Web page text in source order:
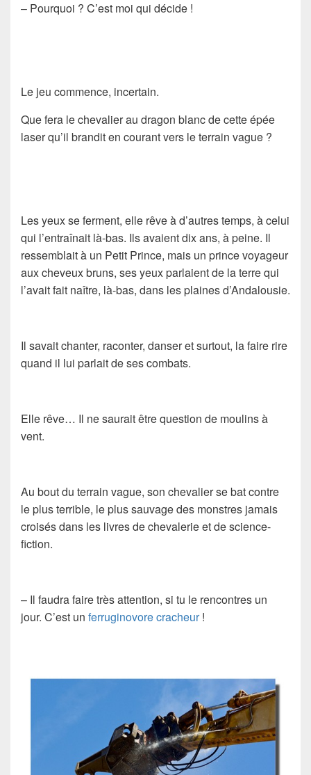
– Pourquoi ? C’est moi qui décide !
Le jeu commence, incertain.
Que fera le chevalier au dragon blanc de cette épée
laser qu’il brandit en courant vers le terrain vague ?
Les yeux se ferment, elle rêve à d’autres temps, à celui
qui l’entraînait là-bas. Ils avaient dix ans, à peine. Il
ressemblait à un Petit Prince, mais un prince voyageur
aux cheveux bruns, ses yeux parlaient de la terre qui
l’avait fait naître, là-bas, dans les plaines d’Andalousie.
Il savait chanter, raconter, danser et surtout, la faire rire
quand il lui parlait de ses combats.
Elle rêve… Il ne saurait être question de moulins à
vent.
Au bout du terrain vague, son chevalier se bat contre
le plus terrible, le plus sauvage des monstres jamais
croisés dans les livres de chevalerie et de science-
fiction.
– Il faudra faire très attention, si tu le rencontres un
jour. C’est un ferruginovore cracheur!